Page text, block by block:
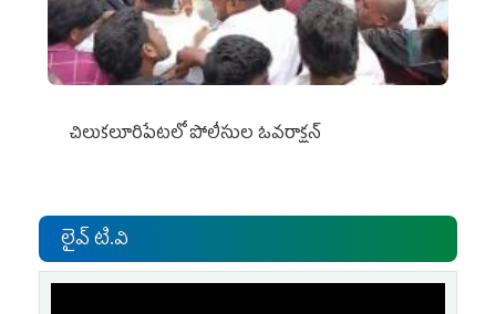
చిలుక‌లూరిపేట‌లో పోలీసుల ఓవ‌రాక్ష‌న్‌
లైవ్ టి.వి